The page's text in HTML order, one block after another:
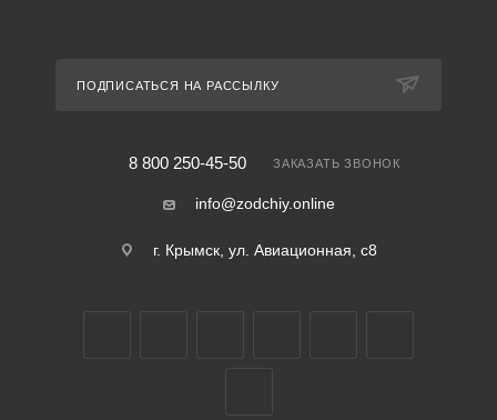
ПОДПИСАТЬСЯ НА РАССЫЛКУ
8 800 250-45-50 ЗАКАЗАТЬ ЗВОНОК
info@zodchiy.online
г. Крымск, ул. Авиационная, с8